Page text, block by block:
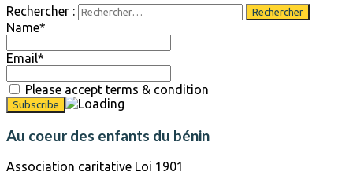
Rechercher :
Name*
Email*
Please accept terms & condition
Au coeur des enfants du bénin
Association caritative Loi 1901